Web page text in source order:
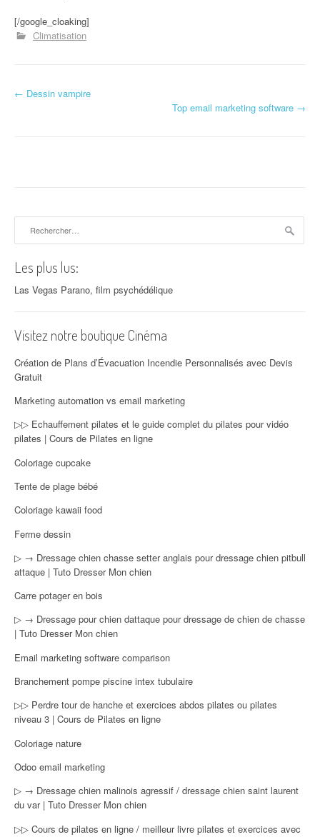
[/google_cloaking]
Climatisation
Navigation d'article
← Dessin vampire
Top email marketing software →
Les plus lus:
Las Vegas Parano, film psychédélique
Visitez notre boutique Cinéma
Création de Plans d’Évacuation Incendie Personnalisés avec Devis
Gratuit
Marketing automation vs email marketing
▷▷ Echauffement pilates et le guide complet du pilates pour vidéo
pilates | Cours de Pilates en ligne
Coloriage cupcake
Tente de plage bébé
Coloriage kawaii food
Ferme dessin
▷ → Dressage chien chasse setter anglais pour dressage chien pitbull
attaque | Tuto Dresser Mon chien
Carre potager en bois
▷ → Dressage pour chien dattaque pour dressage de chien de chasse
| Tuto Dresser Mon chien
Email marketing software comparison
Branchement pompe piscine intex tubulaire
▷▷ Perdre tour de hanche et exercices abdos pilates ou pilates
niveau 3 | Cours de Pilates en ligne
Coloriage nature
Odoo email marketing
▷ → Dressage chien malinois agressif / dressage chien saint laurent
du var | Tuto Dresser Mon chien
▷▷ Cours de pilates en ligne / meilleur livre pilates et exercices avec